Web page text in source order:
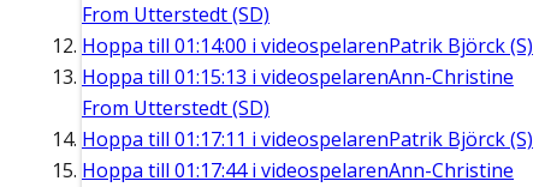
From Utterstedt (SD)
Hoppa till 01:14:00 i videospelarenPatrik Björck (S)
Hoppa till 01:15:13 i videospelarenAnn-Christine
From Utterstedt (SD)
Hoppa till 01:17:11 i videospelarenPatrik Björck (S)
Hoppa till 01:17:44i videospelarenAnn-Christine